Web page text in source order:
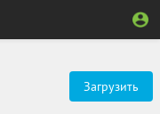
Загрузить